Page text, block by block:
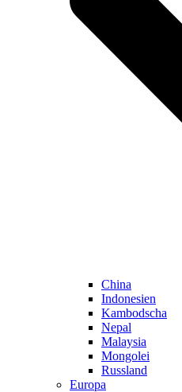
China
Indonesien
Kambodscha
Nepal
Malaysia
Mongolei
Russland
Europa